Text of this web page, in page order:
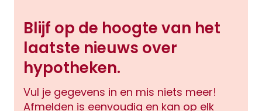
Blijf op de hoogte van het
laatste nieuws over
hypotheken.
Vul je gegevens in en mis niets meer!
Afmelden is eenvoudig en kan op elk